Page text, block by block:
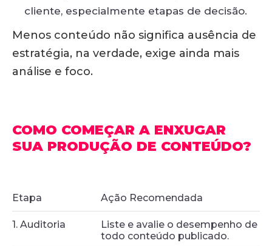
cliente, especialmente etapas de decisão.
Menos conteúdo não significa ausência de
estratégia, na verdade, exige ainda mais
análise e foco.
COMO COMEÇAR A ENXUGAR
SUA PRODUÇÃO DE CONTEÚDO?
Etapa Ação Recomendada
1. Auditoria
Liste e avalie o desempenho de
todo conteúdo publicado.